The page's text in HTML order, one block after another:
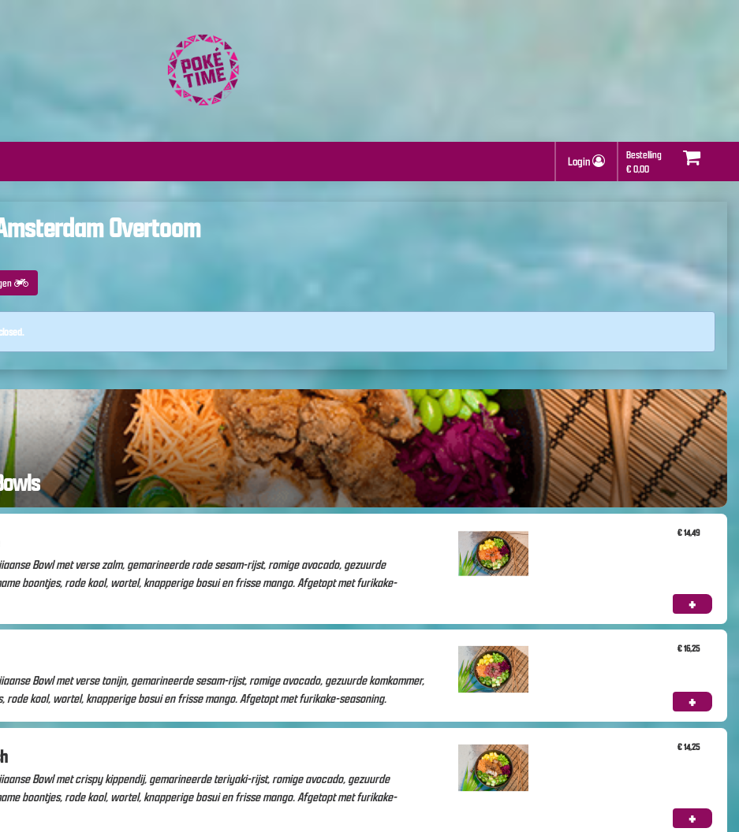
Login
Bestelling
€ 0,00
Totaal: € 0,00
Verder winkelen Bestellen
Overtoom
Bowl met verse zalm, gemarineerde rode sesam-rijst, romige avocado, gezuurde
boontjes, rode kool, wortel, knapperige bosui en frisse mango. Afgetopt met furikake-
€ 14,49
+
Bowl met verse tonijn, gemarineerde sesam-rijst, romige avocado, gezuurde komkommer,
rode kool, wortel, knapperige bosui en frisse mango. Afgetopt met furikake-seasoning.
€ 16,25
+
Bowl met crispy kippendij, gemarineerde teriyaki-rijst, romige avocado, gezuurde
boontjes, rode kool, wortel, knapperige bosui en frisse mango. Afgetopt met furikake-
€ 14,25
+